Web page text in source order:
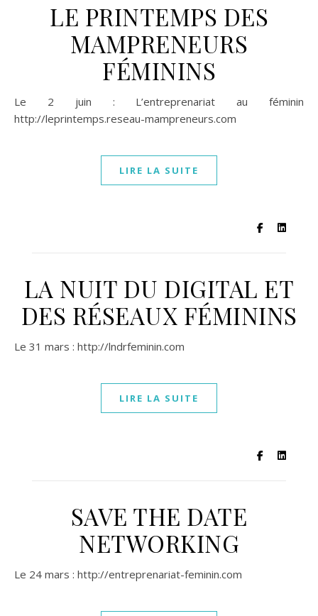
LE PRINTEMPS DES
MAMPRENEURS
FÉMININS
Le 2 juin : L’entreprenariat au féminin
http://leprintemps.reseau-mampreneurs.com
LIRE LA SUITE
LA NUIT DU DIGITAL ET
DES RÉSEAUX FÉMININS
Le 31 mars : http://lndrfeminin.com
LIRE LA SUITE
SAVE THE DATE
NETWORKING
Le 24 mars : http://entreprenariat-feminin.com